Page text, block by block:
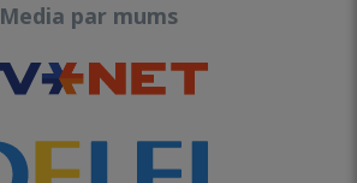
Media par mums